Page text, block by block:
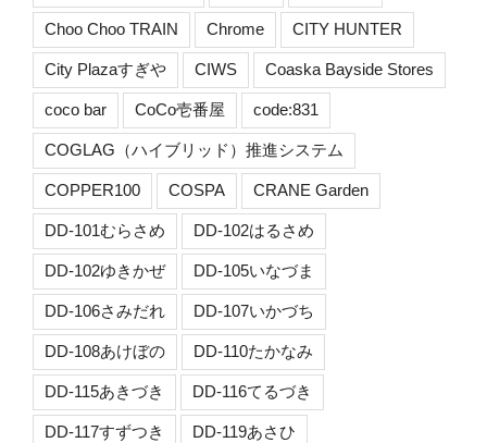
Choo Choo TRAIN Chrome CITY HUNTER
City Plazaすぎや CIWS Coaska Bayside Stores
coco bar CoCo壱番屋 code:831
COGLAG（ハイブリッド）推進システム
COPPER100 COSPA CRANE Garden
DD-101むらさめ DD-102はるさめ
DD-102ゆきかぜ DD-105いなづま
DD-106さみだれ DD-107いかづち
DD-108あけぼの DD-110たかなみ
DD-115あきづき DD-116てるづき
DD-117すずつき DD-119あさひ